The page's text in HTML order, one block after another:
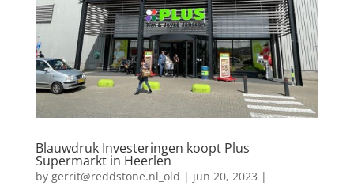
Blauwdruk Investeringen koopt Plus
Supermarkt in Heerlen
by gerrit@reddstone.nl_old | jun 20, 2023 |